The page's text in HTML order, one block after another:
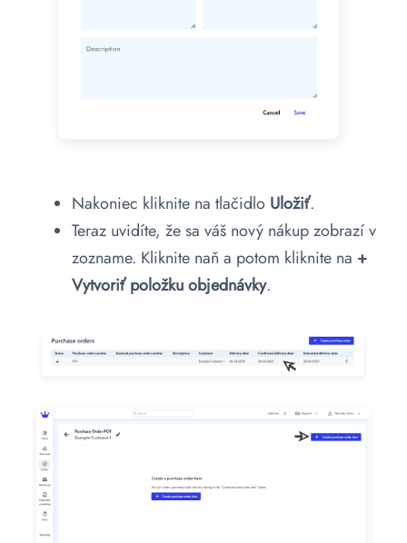
Nakoniec kliknite na tlačidlo Uložiť.
Teraz uvidíte, že sa váš nový nákup zobrazí v
zozname. Kliknite naň a potom kliknite na +
Vytvoriť položku objednávky.